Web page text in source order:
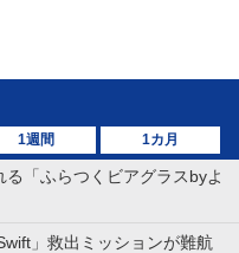
1週間 1カ月
「ふらつくビアグラスbyよ
」救出ミッションが難航